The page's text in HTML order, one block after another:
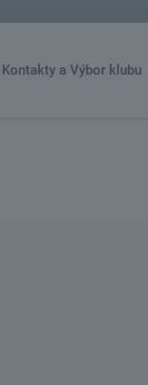
Kontakty a Výbor klubu